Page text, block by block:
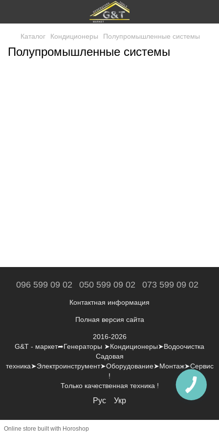
Каталог Кондиционеры Полупромышленные системы
Полупромышленные системы
096 599 09 02 050 599 09 02 073 599 09 02
Контактная информация
Полная версия сайта
2016-2026
G&T - маркет➦Генераторы ➤Кондиционеры➤Водоочистка
Садовая
техника➤Электроинструмент➤Оборудование➤Монтаж➤Сервис
!
Только качественная техника !
Рус Укр
Online store built with Horoshop